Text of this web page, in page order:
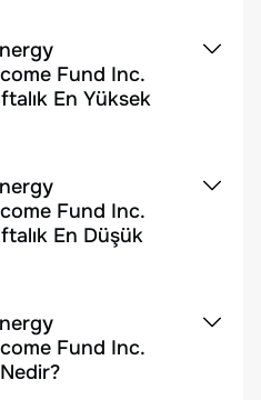
Fund Inc.
En Yüksek
Fund Inc.
En Düşük
Fund Inc.